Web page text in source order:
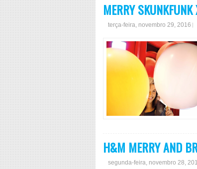
MERRY
terça-feira, novembro 29, 2016
H&M MERRY AND
segunda-feira, novembro 28,